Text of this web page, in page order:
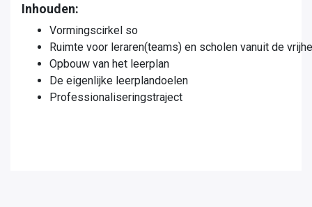
Inhouden:
Vormingscirkel so
Ruimte voor leraren(teams) en scholen vanuit de
Opbouw van het leerplan
De eigenlijke leerplandoelen
Professionaliseringstraject